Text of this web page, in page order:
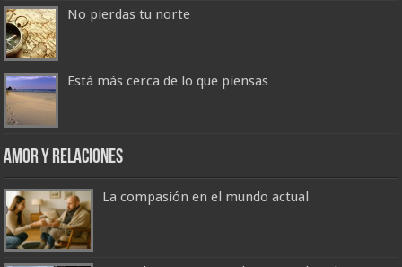
No pierdas tu norte
Está más cerca de lo que piensas
Amor y Relaciones
La compasión en el mundo actual